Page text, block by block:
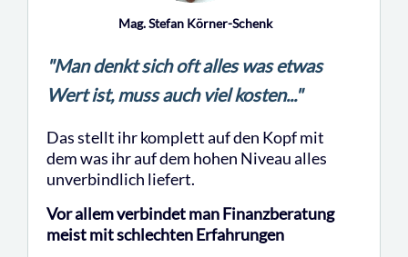
Mag. Stefan Körner-Schenk
"Man denkt sich oft alles was etwas
Wert ist, muss auch viel kosten..."
Das stellt ihr komplett auf den Kopf mit
dem was ihr auf dem hohen Niveau alles
unverbindlich liefert.
Vor allem verbindet man Finanzberatung
meist mit schlechten Erfahrungen